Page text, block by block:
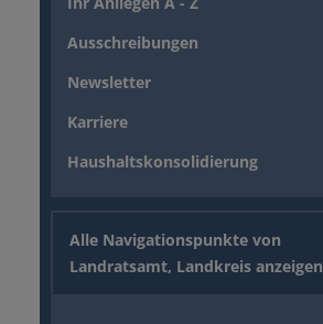
Ausschreibungen
Newsletter
Karriere
Haushaltskonsolidierung
Alle Navigationspunkte von
Landratsamt, Landkreis anzeigen